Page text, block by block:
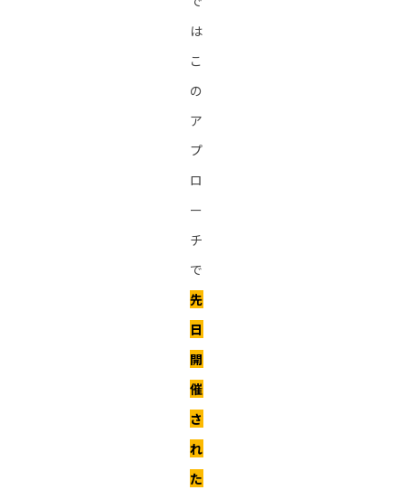
は
こ
の
ア
プ
ロ
ー
チ
で
先
日
開
催
さ
れ
た